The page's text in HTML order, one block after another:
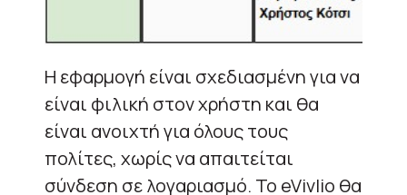
Η εφαρμογή είναι σχεδιασμένη για να
είναι φιλική στον χρήστη και θα
είναι ανοιχτή για όλους τους
πολίτες, χωρίς να απαιτείται
σύνδεση σε λογαριασμό. Το eVivlio θα